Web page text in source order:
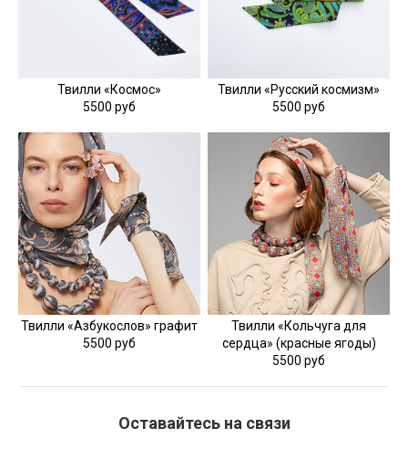
Твилли «Космос»
5500 руб
Твилли «Русский космизм»
5500 руб
Твилли «Азбукослов» графит
5500 руб
Твилли «Кольчуга для
сердца» (красные ягоды)
5500 руб
Оставайтесь на связи